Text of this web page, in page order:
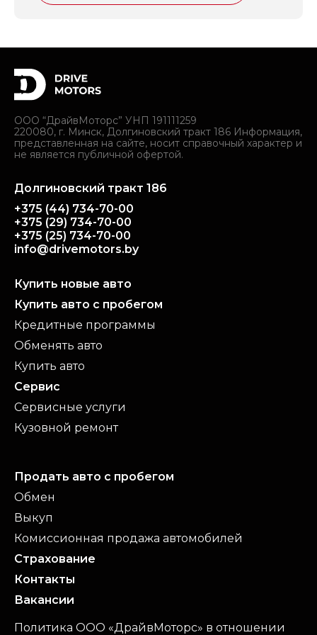
ООО “ДрайвМоторс” УНП 191111259
220080, г. Минск, Долгиновский тракт 186 Информация,
представленная на сайте, носит справочный характер и
не является публичной офертой.
Долгиновский тракт 186
+375 (44) 734-70-00
+375 (29) 734-70-00
+375 (25) 734-70-00
info@drivemotors.by
Купить новые авто
Купить авто с пробегом
Кредитные программы
Обменять авто
Купить авто
Сервис
Сервисные услуги
Кузовной ремонт
Продать авто с пробегом
Обмен
Выкуп
Комиссионная продажа автомобилей
Страхование
Контакты
Вакансии
Политика ООО «ДрайвМоторс» в отношении